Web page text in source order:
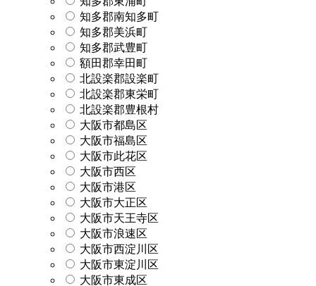
知多郡南知多町
知多郡美浜町
知多郡武豊町
額田郡幸田町
北設楽郡設楽町
北設楽郡東栄町
北設楽郡豊根村
大阪市都島区
大阪市福島区
大阪市此花区
大阪市西区
大阪市港区
大阪市大正区
大阪市天王寺区
大阪市浪速区
大阪市西淀川区
大阪市東淀川区
大阪市東成区